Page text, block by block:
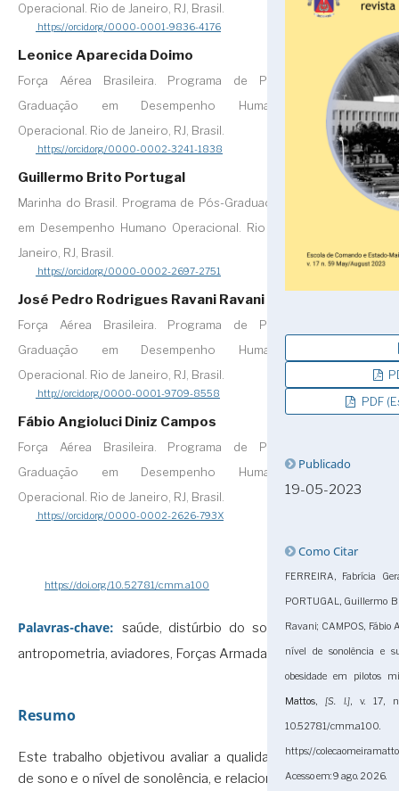
Operacional. Rio de Janeiro, RJ, Brasil.
https://orcid.org/0000-0001-9836-4176
Leonice Aparecida Doimo
Força Aérea Brasileira. Programa de Pós-
Graduação em Desempenho Humano
Operacional. Rio de Janeiro, RJ, Brasil.
https://orcid.org/0000-0002-3241-1838
Guillermo Brito Portugal
Marinha do Brasil. Programa de Pós-Graduação
em Desempenho Humano Operacional. Rio de
Janeiro, RJ, Brasil.
https://orcid.org/0000-0002-2697-2751
José Pedro Rodrigues Ravani Ravani
Força Aérea Brasileira. Programa de Pós-
Graduação em Desempenho Humano
Operacional. Rio de Janeiro, RJ, Brasil.
http://orcid.org/0000-0001-9709-8558
Fábio Angioluci Diniz Campos
Força Aérea Brasileira. Programa de Pós-
Graduação em Desempenho Humano
Operacional. Rio de Janeiro, RJ, Brasil.
https://orcid.org/0000-0002-2626-793X
https://doi.org/10.52781/cmm.a100
Palavras-chave: saúde, distúrbio do sono,
antropometria, aviadores, Forças Armadas
Resumo
Este trabalho objetivou avaliar a qualidade
de sono e o nível de sonolência, e relacioná-
PDF
Publicado
19-05-2023
Como Citar
FERREIRA, Fabrícia
PORTUGAL, Guillermo
Ravani; CAMPOS, Fábio
nível de sonolência e
obesidade em pilotos
Mattos,[S. l.], v. 17,
10.52781/
https://
Acesso em: 9 ago. 2026.